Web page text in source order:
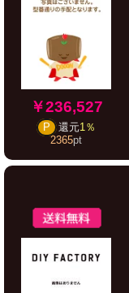
￥236,527
P 還元1％
2365pt